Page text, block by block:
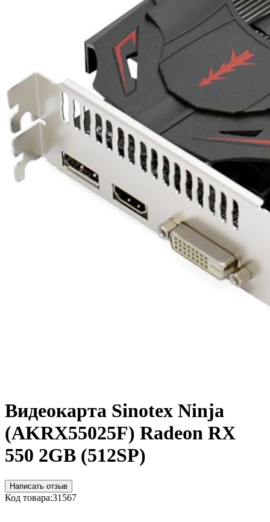
Видеокарта Sinotex Ninja
(AKRX55025F) Radeon RX
550 2GB (512SP)
Написать отзыв
Код товара:31567